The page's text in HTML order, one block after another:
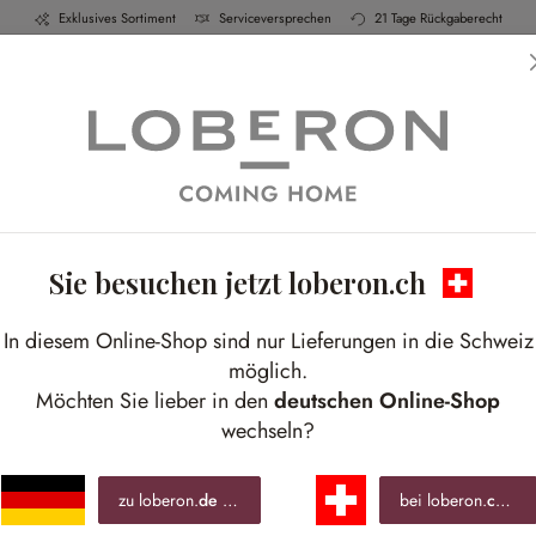
Exklusives Sortiment Serviceversprechen 21 Tage Rückgaberecht
Küche Schlafen Bad
Sie besuchen jetzt loberon.ch
In diesem Online-Shop sind nur Lieferungen in die Schweiz
möglich.
Möchten Sie lieber in den deutschen Online-Shop
wechseln?
zu loberon.de bei loberon.ch